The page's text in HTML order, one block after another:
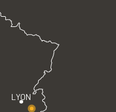
LYON